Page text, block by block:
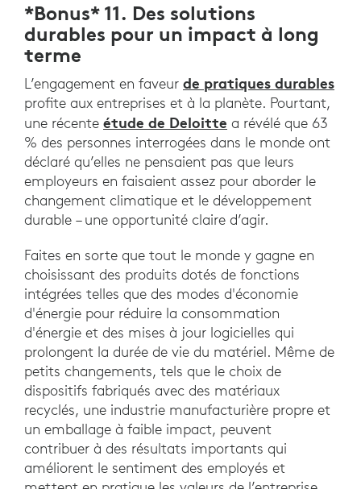
*Bonus* 11. Des solutions
durables pour un impact à long
terme
L’engagement en faveur de pratiques durables
profite aux entreprises et à la planète. Pourtant,
une récente étude de Deloitte a révélé que 63
% des personnes interrogées dans le monde ont
déclaré qu’elles ne pensaient pas que leurs
employeurs en faisaient assez pour aborder le
changement climatique et le développement
durable – une opportunité claire d’agir.
Faites en sorte que tout le monde y gagne en
choisissant des produits dotés de fonctions
intégrées telles que des modes d'économie
d'énergie pour réduire la consommation
d'énergie et des mises à jour logicielles qui
prolongent la durée de vie du matériel. Même de
petits changements, tels que le choix de
dispositifs fabriqués avec des matériaux
recyclés, une industrie manufacturière propre et
un emballage à faible impact, peuvent
contribuer à des résultats importants qui
améliorent le sentiment des employés et